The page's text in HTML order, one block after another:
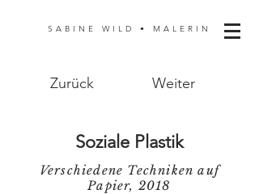
SABINE WILD • MALERIN
Zurück Weiter
Soziale Plastik
Verschiedene Techniken auf
Papier, 2018